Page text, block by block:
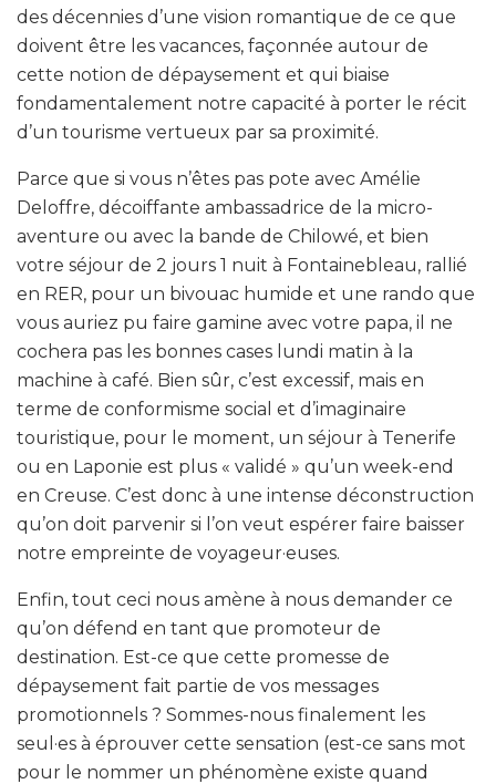
des décennies d’une vision romantique de ce que
doivent être les vacances, façonnée autour de
cette notion de dépaysement et qui biaise
fondamentalement notre capacité à porter le récit
d’un tourisme vertueux par sa proximité.
Parce que si vous n’êtes pas pote avec Amélie
Deloffre, décoiffante ambassadrice de la micro-
aventure ou avec la bande de Chilowé, et bien
votre séjour de 2 jours 1 nuit à Fontainebleau, rallié
en RER, pour un bivouac humide et une rando que
vous auriez pu faire gamine avec votre papa, il ne
cochera pas les bonnes cases lundi matin à la
machine à café. Bien sûr, c’est excessif, mais en
terme de conformisme social et d’imaginaire
touristique, pour le moment, un séjour à Tenerife
ou en Laponie est plus « validé » qu’un week-end
en Creuse. C’est donc à une intense déconstruction
qu’on doit parvenir si l’on veut espérer faire baisser
notre empreinte de voyageur·euses.
Enfin, tout ceci nous amène à nous demander ce
qu’on défend en tant que promoteur de
destination. Est-ce que cette promesse de
dépaysement fait partie de vos messages
promotionnels ? Sommes-nous finalement les
seul·es à éprouver cette sensation (est-ce sans mot
pour le nommer un phénomène existe quand